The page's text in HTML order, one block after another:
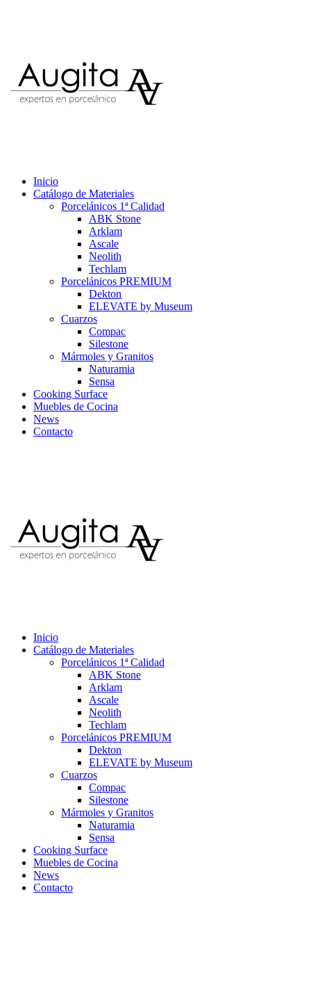
Inicio
Catálogo de Materiales
Porcelánicos 1ª Calidad
ABK Stone
Arklam
Ascale
Neolith
Techlam
Porcelánicos PREMIUM
Dekton
ELEVATE by Museum
Cuarzos
Compac
Silestone
Mármoles y Granitos
Naturamia
Sensa
Cooking Surface
Muebles de Cocina
News
Contacto
Inicio
Catálogo de Materiales
Porcelánicos 1ª Calidad
ABK Stone
Arklam
Ascale
Neolith
Techlam
Porcelánicos PREMIUM
Dekton
ELEVATE by Museum
Cuarzos
Compac
Silestone
Mármoles y Granitos
Naturamia
Sensa
Cooking Surface
Muebles de Cocina
News
Contacto